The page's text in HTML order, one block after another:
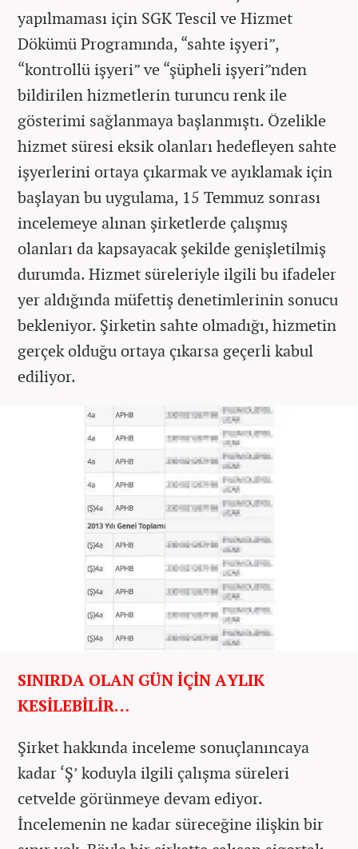
yapılmaması için SGK Tescil ve Hizmet
Dökümü Programında, “sahte işyeri”,
“kontrollü işyeri” ve “şüpheli işyeri”nden
bildirilen hizmetlerin turuncu renk ile
gösterimi sağlanmaya başlanmıştı. Özelikle
hizmet süresi eksik olanları hedefleyen sahte
işyerlerini ortaya çıkarmak ve ayıklamak için
başlayan bu uygulama, 15 Temmuz sonrası
incelemeye alınan şirketlerde çalışmış
olanları da kapsayacak şekilde genişletilmiş
durumda. Hizmet süreleriyle ilgili bu ifadeler
yer aldığında müfettiş denetimlerinin sonucu
bekleniyor. Şirketin sahte olmadığı, hizmetin
gerçek olduğu ortaya çıkarsa geçerli kabul
ediliyor.
SINIRDA OLAN GÜN İÇİN AYLIK
KESİLEBİLİR…
Şirket hakkında inceleme sonuçlanıncaya
kadar ‘Ş’ koduyla ilgili çalışma süreleri
cetvelde görünmeye devam ediyor.
İncelemenin ne kadar süreceğine ilişkin bir